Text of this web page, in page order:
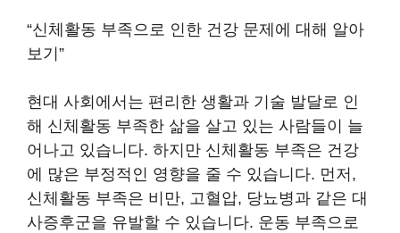
“신체활동 부족으로 인한 건강 문제에 대해 알아
보기”
현대 사회에서는 편리한 생활과 기술 발달로 인
해 신체활동 부족한 삶을 살고 있는 사람들이 늘
어나고 있습니다. 하지만 신체활동 부족은 건강
에 많은 부정적인 영향을 줄 수 있습니다. 먼저,
신체활동 부족은 비만, 고혈압, 당뇨병과 같은 대
사증후군을 유발할 수 있습니다. 운동 부족으로